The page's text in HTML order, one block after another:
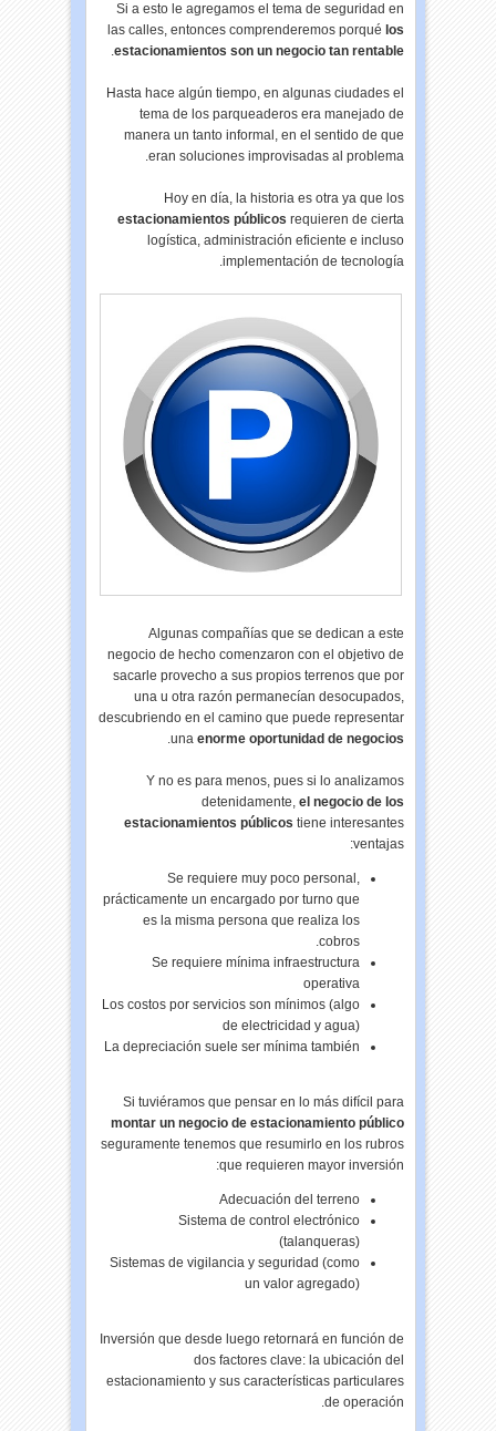
Si a esto le agregamos el tema de seguridad en
las calles, entonces comprenderemos porqué los
estacionamientos son un negocio tan rentable
.
Hasta hace algún tiempo, en algunas ciudades el
tema de los parqueaderos era manejado de
manera un tanto informal, en el sentido de que
eran soluciones improvisadas al problema.
Hoy en día, la historia es otra ya que los
estacionamientos públicos requieren de cierta
logística, administración eficiente e incluso
implementación de tecnología.
Algunas compañías que se dedican a este
negocio de hecho comenzaron con el objetivo de
sacarle provecho a sus propios terrenos que por
una u otra razón permanecían desocupados,
descubriendo en el camino que puede representar
una enorme oportunidad de negocios
Y no es para menos, pues si lo analizamos
detenidamente, el negocio de los
estacionamientos públicos tiene interesantes
ventajas:
Se requiere muy poco personal,
prácticamente un encargado por turno que
es la misma persona que realiza los
cobros.
Se requiere mínima infraestructura
operativa
Los costos por servicios son mínimos (algo
de electricidad y agua)
La depreciación suele ser mínima también
Si tuviéramos que pensar en lo más difícil para
montar un negocio de estacionamiento público
seguramente tenemos que resumirlo en los rubros
que requieren mayor inversión:
Adecuación del terreno
Sistema de control electrónico
(talanqueras)
Sistemas de vigilancia y seguridad (como
un valor agregado)
Inversión que desde luego retornará en función de
dos factores clave: la ubicación del
estacionamiento y sus características particulares
de operación.